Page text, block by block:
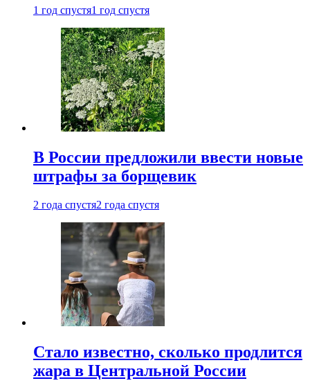
1 год спустя1 год спустя
В России предложили ввести новые
штрафы за борщевик
2 года спустя2 года спустя
Стало известно, сколько продлится
жара в Центральной России